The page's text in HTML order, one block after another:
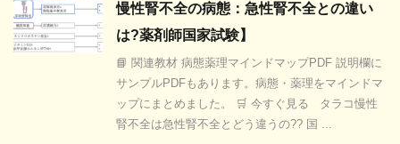
慢性腎不全の病態：急性腎不全との違い
は?薬剤師国家試験】
📘 関連教材 病態薬理マインドマップPDF 説明欄に
サンプルPDFもあります。病態・薬理をマインドマ
ップにまとめました。 🛒 今すぐ見る タラコ慢性
腎不全は急性腎不全とどう違うの?? 国 ...